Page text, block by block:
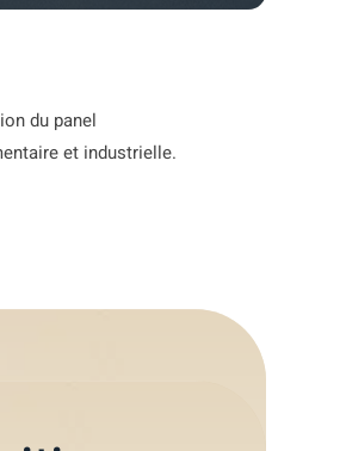
du panel
et industrielle.